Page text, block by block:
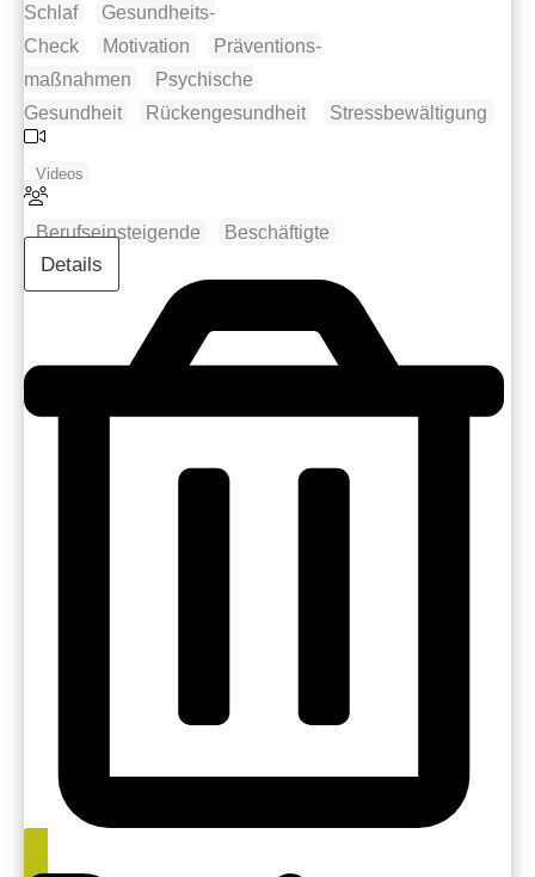
Schlaf
Gesundheits-
Check
Motivation
Präventions­
maßnahmen
Psychische
Gesundheit
Rückengesundheit Stress­bewältigung
Videos
Berufseinsteigende Beschäftigte
Details